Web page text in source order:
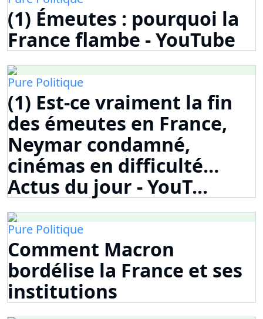
(1) Émeutes : pourquoi la
France flambe - YouTube
Pure Politique
(1) Est-ce vraiment la fin
des émeutes en France,
Neymar condamné,
cinémas en difficulté…
Actus du jour - YouT...
Pure Politique
Comment Macron
bordélise la France et ses
institutions